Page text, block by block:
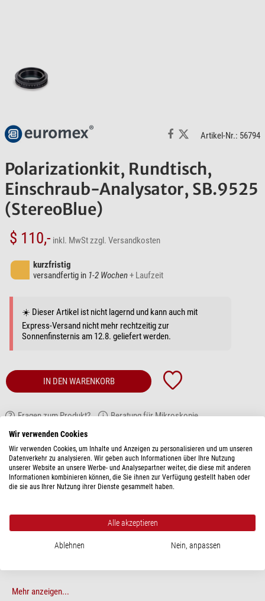
Artikel-Nr.: 56794
Polarizationkit, Rundtisch,
Einschraub-Analysator, SB.9525
(StereoBlue)
$ 110,- inkl. MwStzzgl. Versandkosten
kurzfristig
versandfertig in 1-2 Wochen+ Laufzeit
☀️ Dieser Artikel ist nicht lagernd und kann auch mit
Express-Versand nicht mehr rechtzeitig zur
Sonnenfinsternis am 12.8. geliefert werden.
IN DEN WARENKORB
Fragen zum Produkt? Beratung für Mikroskopie
ARTIKELBESCHREIBUNG
Polarizationkit, Rundtisch, Einschraub-Analysator, SB.9525 (StereoBlue)
Mehr anzeigen...
Wir verwenden Cookies
Wir verwenden Cookies, um Inhalte und Anzeigen zu personalisieren und um unseren
Datenverkehr zu analysieren. Wir geben auch Informationen über Ihre Nutzung
unserer Website an unsere Werbe- und Analysepartner weiter, die diese mit anderen
Informationen kombinieren können, die Sie ihnen zur Verfügung gestellt haben oder
die sie aus Ihrer Nutzung ihrer Dienste gesammelt haben.
Alle akzeptieren
Ablehnen Nein, anpassen